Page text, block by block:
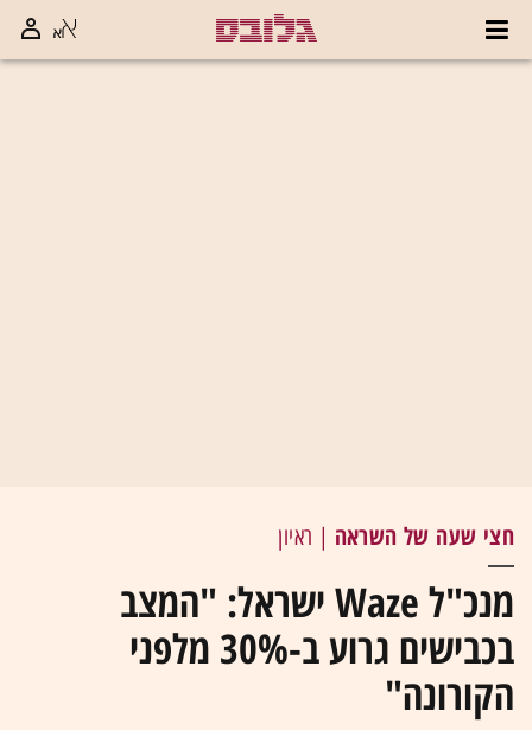
חצי שעה של השראה | ראיון
מנכ"ל Waze ישראל: "המצב
בכבישים גרוע ב-30% מלפני
הקורונה"